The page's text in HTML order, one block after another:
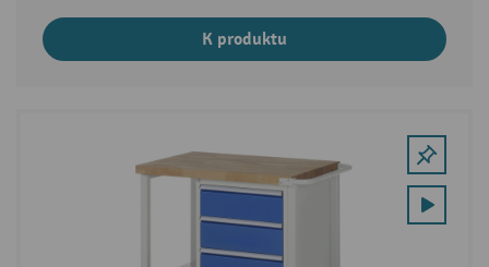
K produktu